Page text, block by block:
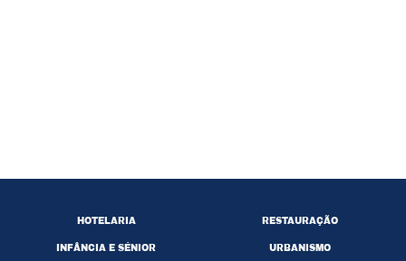
HOTELARIA
INFÂNCIA E SÉNIOR
RESTAURAÇÃO
URBANISMO